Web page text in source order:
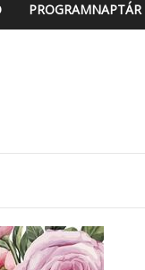
PROGRAMNAPTÁR